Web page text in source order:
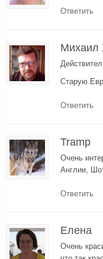
Ответить
Михаил
Старую
Ответить
Tramp
Очень
Англии,
Ответить
Елена
Очень